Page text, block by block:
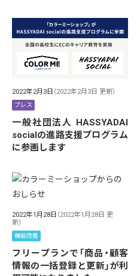
2022年2月3日 （2022年2月3日 更新）
プレス
一般社団法人 HASSYADAI
socialの進路支援プログラム
に参画します
2022年1月28日 （2022年1月28日 更
新）
機能改善
フリープランで「商品・顧客
情報の一括登録と更新」が利